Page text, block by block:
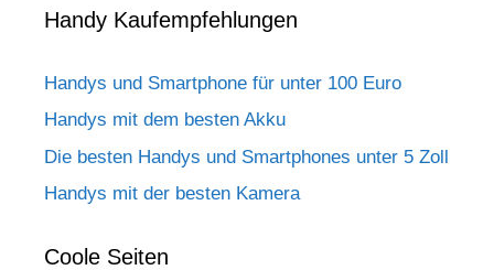
Handy Kaufempfehlungen
Handys und Smartphone für unter 100 Euro
Handys mit dem besten Akku
Die besten Handys und Smartphones unter 5 Zoll
Handys mit der besten Kamera
Coole Seiten